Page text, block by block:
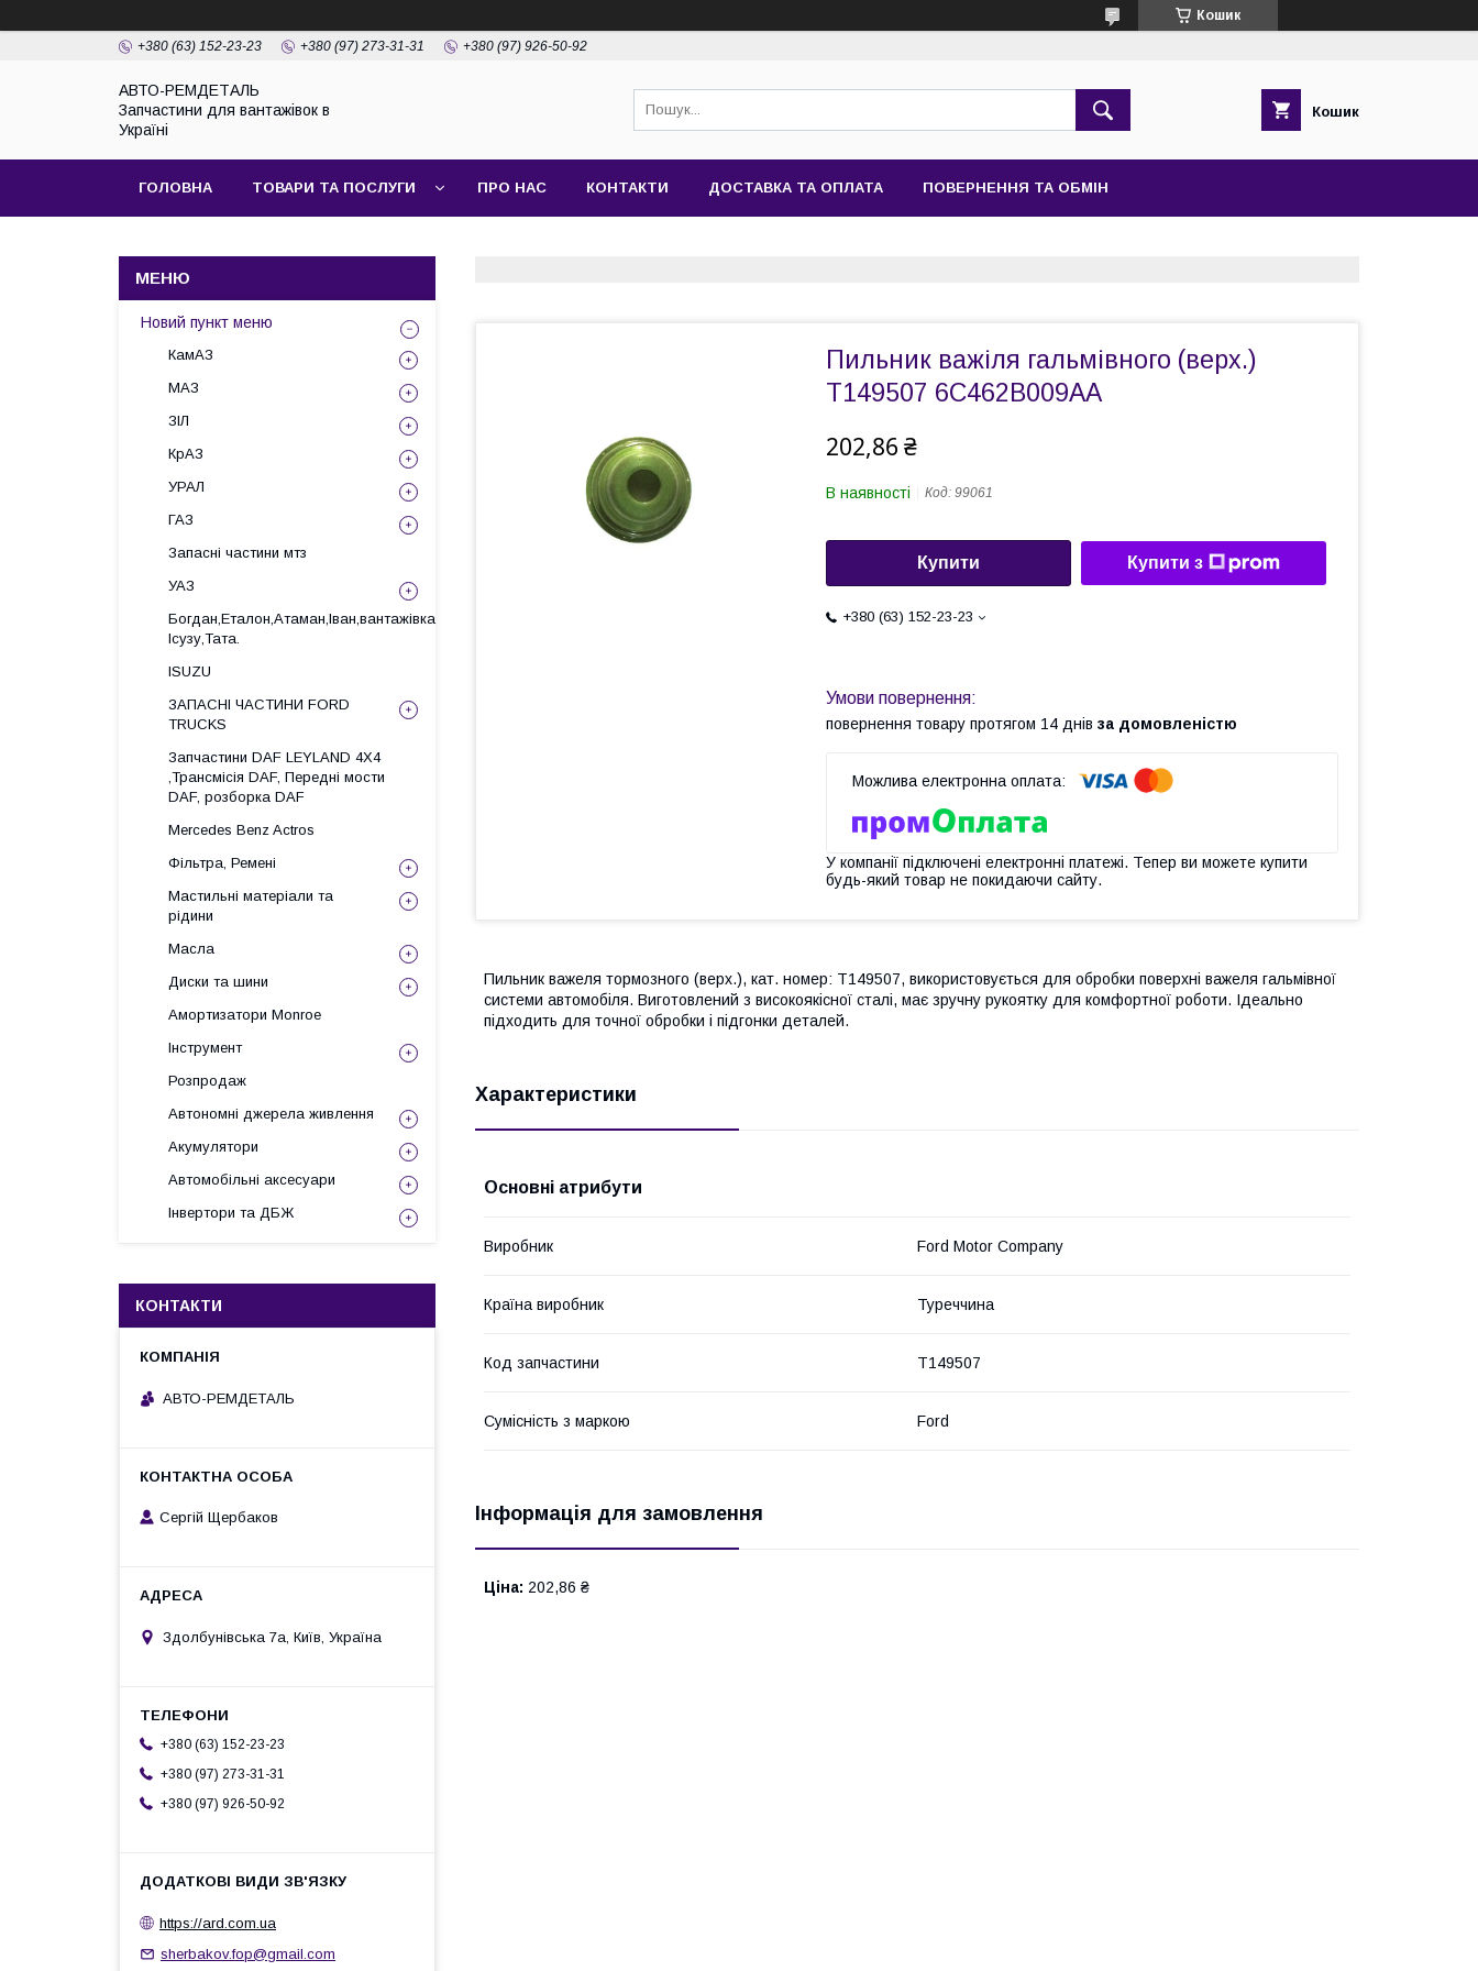
Кошик
+380 (63) 152-23-23 +380 (97) 273-31-31 +380 (97) 926-50-92
АВТО-РЕМДЕТАЛЬ
Запчастини для вантажівок в
Україні
Кошик
ГОЛОВНА ТОВАРИ ТА ПОСЛУГИ ПРО НАС КОНТАКТИ ДОСТАВКА ТА ОПЛАТА ПОВЕРНЕННЯ ТА ОБМІН
Пильник важіля гальмівного (верх.)
T149507 6C462B009AA
202,86 ₴
В наявності Код: 99061
Купити Купити з
+380 (63) 152-23-23
повернення товару протягом 14 днів за домовленістю
У компанії підключені електронні платежі. Тепер ви можете купити
будь-який товар не покидаючи сайту.
Пильник важеля тормозного (верх.), кат. номер: T149507, використовується для обробки поверхні важеля гальмівної
системи автомобіля. Виготовлений з високоякісної сталі, має зручну рукоятку для комфортної роботи. Ідеально
підходить для точної обробки і підгонки деталей.
Характеристики
Основні атрибути
Виробник Ford Motor Company
Країна виробник Туреччина
Код запчастини T149507
Сумісність з маркою Ford
Інформація для замовлення
Ціна: 202,86 ₴
Новий пункт меню
КамАЗ
МАЗ
ЗІЛ
КрАЗ
УРАЛ
ГАЗ
Запасні частини мтз
УАЗ
Богдан,Еталон,Атаман,Іван,вантажівка
Ісузу,Тата.
ISUZU
ЗАПАСНІ ЧАСТИНИ FORD
TRUCKS
Запчастини DAF LEYLAND 4X4
,Трансмісія DAF, Передні мости
DAF, розборка DAF
Mercedes Benz Actros
Фільтра, Ремені
Мастильні матеріали та
рідини
Масла
Диски та шини
Амортизатори Monroe
Інструмент
Розпродаж
Автономні джерела живлення
Акумулятори
Автомобільні аксесуари
Інвертори та ДБЖ
КОНТАКТИ
АВТО-РЕМДЕТАЛЬ
Сергій Щербаков
Здолбунівська 7а, Київ, Україна
+380 (63) 152-23-23
+380 (97) 273-31-31
+380 (97) 926-50-92
https://ard.com.ua
sherbakov.fop@gmail.com